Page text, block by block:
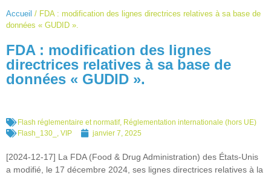
Accueil / FDA : modification des lignes directrices relatives à sa base de
données « GUDID ».
FDA : modification des lignes
directrices relatives à sa base de
données « GUDID ».
Flash réglementaire et normatif, Réglementation internationale (hors UE)
Flash_130_ , VIP janvier 7, 2025
[2024-12-17] La FDA (Food & Drug Administration) des États-Unis
a modifié, le 17 décembre 2024, ses lignes directrices relatives à la